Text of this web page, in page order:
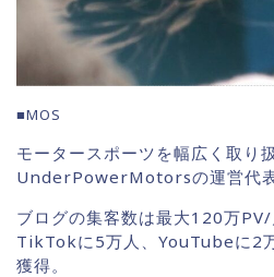
■MOS
モータースポーツを幅広く取り
UnderPowerMotorsの運営代表
ブログの集客数は最大120万PV/
TikTokに5万人、YouTubeに2
獲得。